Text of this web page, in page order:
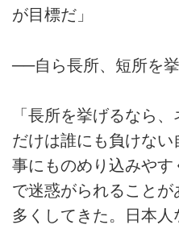
が目標だ」
──自ら長所、短所を挙
「長所を挙げるなら
だけは誰にも負けな
事にものめり込みや
で迷惑がられること
多くしてきた。日本